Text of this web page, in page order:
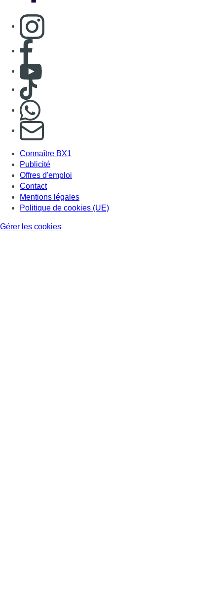
Consulter page Instagram
Consulter page Facebook
Consulter Youtube
Consulter TikTok
S'abonner à notre newsletter
Connaître BX1
Publicité
Offres d'emploi
Contact
Mentions légales
Politique de cookies (UE)
Gérer les cookies